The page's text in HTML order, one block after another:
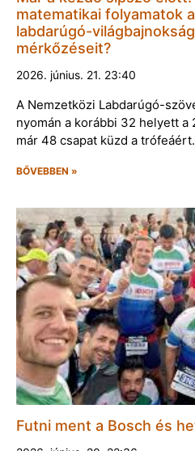
matematikai folyamatok
labdarúgó-
mérkőzéseit?
2026. június. 21. 23:40
A Nemzetközi Labdarúgó-
nyomán a korábbi 32 helyett
már 48 csapat küzd a
BŐVEBBEN »
Futni ment a Bosch és